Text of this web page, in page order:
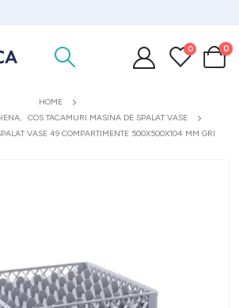
0 0
HOME
,
COS TACAMURI MASINA DE SPALAT VASE
VASE 49 COMPARTIMENTE 500X500X104 MM GRI